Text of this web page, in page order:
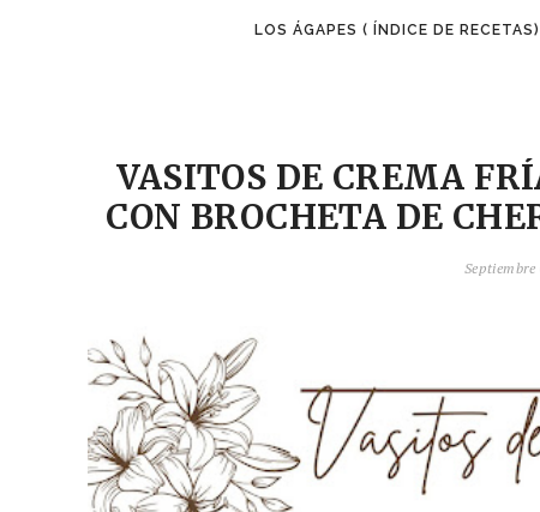
LOS ÁGAPES ( ÍNDICE DE RECETAS)
VASITOS DE CREMA
CON BROCHETA DE